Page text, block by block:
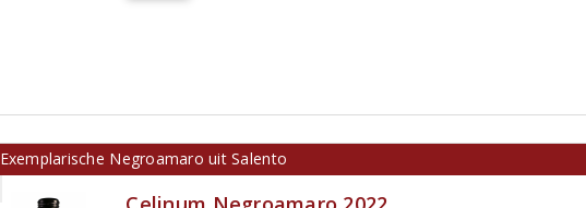
Exemplarische Negroamaro uit Salento